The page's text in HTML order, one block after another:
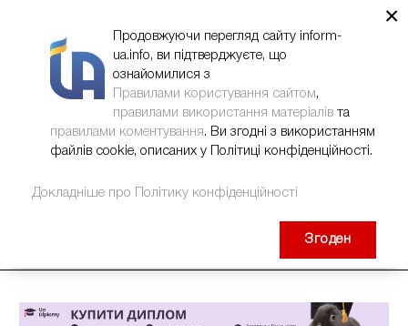
×
Продовжуючи перегляд сайту inform-
ua.info, ви підтверджуєте, що
ознайомилися з
Правилами користування сайтом,
правилами використання матеріалів та
правилами коментування. Ви згодні з використанням
файлів cookie, описаних у Політиці конфіденційності.
Докладніше про Політику конфіденційності
Згоден